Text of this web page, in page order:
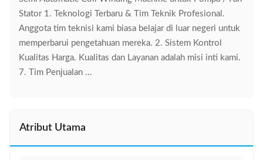
Stator 1. Teknologi Terbaru & Tim Teknik Profesional.
Anggota tim teknisi kami biasa belajar di luar negeri untuk
memperbarui pengetahuan mereka. 2. Sistem Kontrol
Kualitas Harga. Kualitas dan Layanan adalah misi inti kami.
7. Tim Penjualan ...
Atribut Utama